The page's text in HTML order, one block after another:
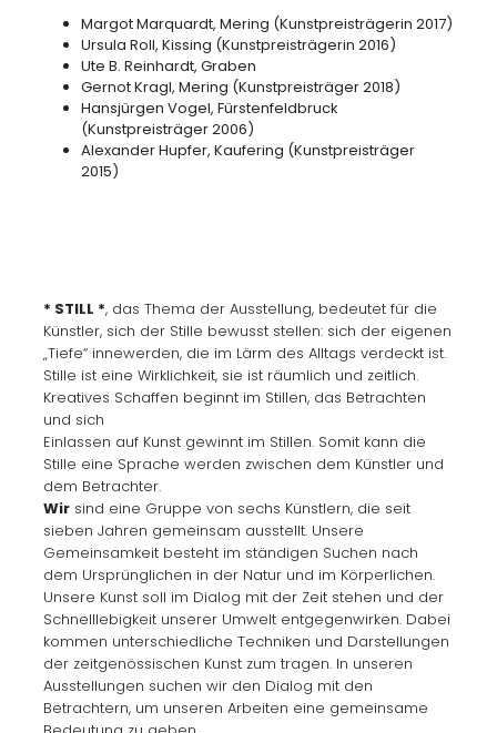
Margot Marquardt, Mering (Kunstpreisträgerin 2017)
Ursula Roll, Kissing (Kunstpreisträgerin 2016)
Ute B. Reinhardt, Graben
Gernot Kragl, Mering (Kunstpreisträger 2018)
Hansjürgen Vogel, Fürstenfeldbruck
(Kunstpreisträger 2006)
Alexander Hupfer, Kaufering (Kunstpreisträger
2015)
* STILL *, das Thema der Ausstellung, bedeutet für die
Künstler, sich der Stille bewusst stellen: sich der eigenen
„Tiefe“ innewerden, die im Lärm des Alltags verdeckt ist.
Stille ist eine Wirklichkeit, sie ist räumlich und zeitlich.
Kreatives Schaffen beginnt im Stillen, das Betrachten
und sich
Einlassen auf Kunst gewinnt im Stillen. Somit kann die
Stille eine Sprache werden zwischen dem Künstler und
dem Betrachter.
Wir sind eine Gruppe von sechs Künstlern, die seit
sieben Jahren gemeinsam ausstellt. Unsere
Gemeinsamkeit besteht im ständigen Suchen nach
dem Ursprünglichen in der Natur und im Körperlichen.
Unsere Kunst soll im Dialog mit der Zeit stehen und der
Schnelllebigkeit unserer Umwelt entgegenwirken. Dabei
kommen unterschiedliche Techniken und Darstellungen
der zeitgenössischen Kunst zum tragen. In unseren
Ausstellungen suchen wir den Dialog mit den
Betrachtern, um unseren Arbeiten eine gemeinsame